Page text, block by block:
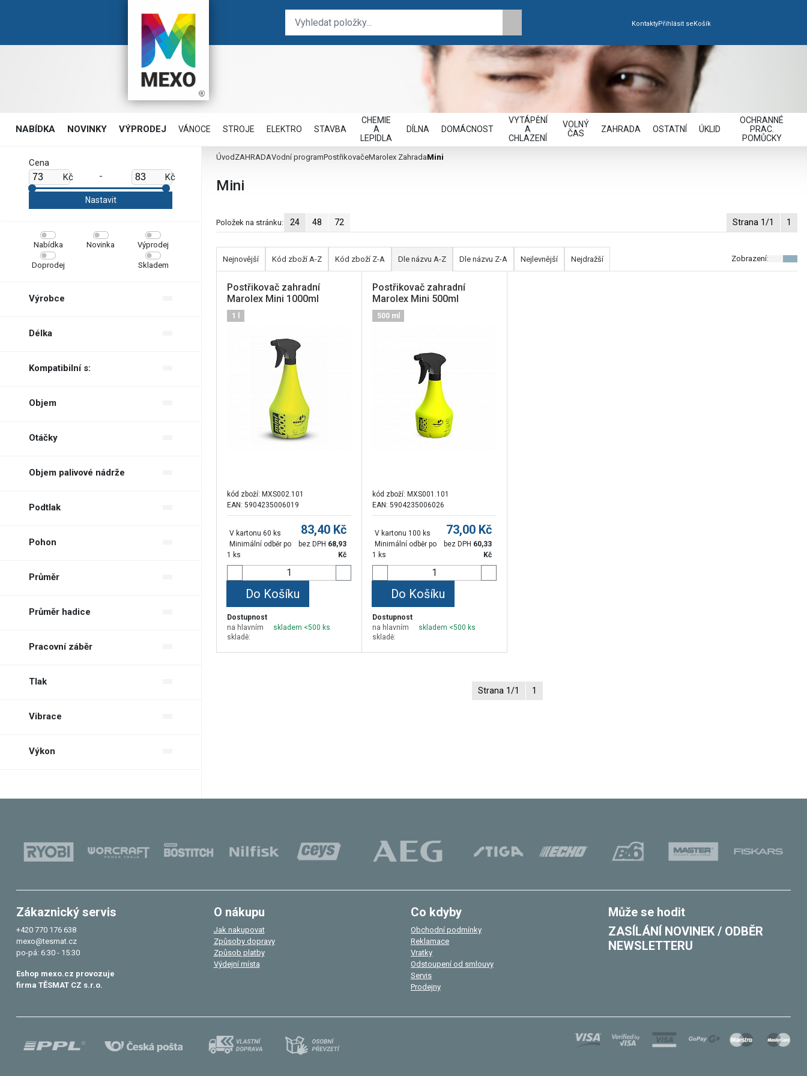
KontaktyPřihlásit se Košík
NABÍDKA NOVINKY VÝPRODEJ VÁNOCE STROJE ELEKTRO STAVBA
CHEMIE
A
LEPIDLA
DÍLNA DOMÁCNOST
VYTÁPĚNÍ
A
CHLAZENÍ
VOLNÝ
ČAS
ZAHRADA OSTATNÍ ÚKLID
OCHRANNÉ
PRAC.
POMŮCKY
Cena
Kč
- Kč
Nabídka Novinka Výprodej
Doprodej Skladem
Výrobce
Délka
Kompatibilní s:
Objem
500 ml
Otáčky
Objem palivové nádrže
Podtlak
Pohon
Ruční
Průměr
Průměr hadice
Pracovní záběr
Tlak
Vibrace
Výkon
Úvod ZAHRADAVodní programPostřikovačeMarolex ZahradaMini
Mini
Položek na stránku: 24 48 72 Strana 1/1 1
Nejnovější Kód zboží A-Z Kód zboží Z-A Dle názvu A-Z Dle názvu Z-A Nejlevnější Nejdražší Zobrazení:
Postřikovač zahradní
Marolex Mini 1000ml
1 l
kód zboží: MXS002.101
EAN: 5904235006019
V kartonu 60 ks
Minimální odběr po
1 ks
83,40 Kč
bez DPH 68,93
Kč
Do Košíku
Dostupnost
na hlavním
skladě:
skladem <500 ks
Postřikovač zahradní
Marolex Mini 500ml
500 ml
kód zboží: MXS001.101
EAN: 5904235006026
V kartonu 100 ks
Minimální odběr po
1 ks
73,00 Kč
bez DPH 60,33
Kč
Do Košíku
Dostupnost
na hlavním
skladě:
skladem <500 ks
Strana 1/1 1
Zákaznický servis
+420 770 176 638
mexo@tesmat.cz
po-pá: 6:30 - 15:30
Eshop mexo.cz provozuje
firma TĚSMAT CZ s.r.o.
O nákupu
Jak nakupovat
Způsoby dopravy
Způsob platby
Výdejní místa
Co kdyby
Obchodní podmínky
Reklamace
Vratky
Odstoupení od smlouvy
Servis
Prodejny
Může se hodit
ZASÍLÁNÍ NOVINEK / ODBĚR
NEWSLETTERU